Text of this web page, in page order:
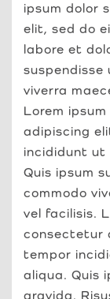
ipsum dolor
elit, sed do
labore et
suspendisse
viverra
Lorem
adipiscing
incididunt ut
Quis ipsum
commodo
vel facilisis.
consectetur
tempor
aliqua. Quis
gravida.